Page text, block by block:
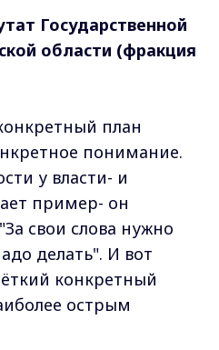
Государственной
области (фракция
план
понимание.
у власти- и
пример- он
свои слова нужно
делать". И вот
конкретный
острым